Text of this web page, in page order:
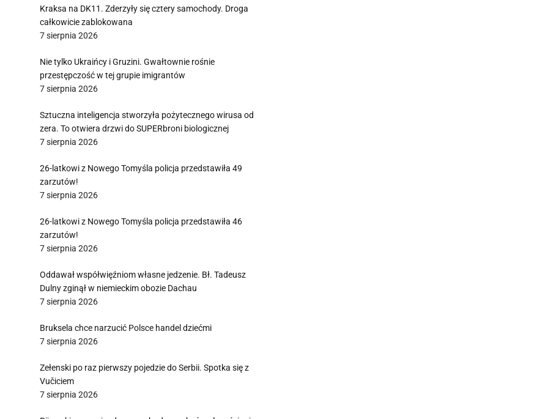
Kraksa na DK11. Zderzyły się cztery samochody. Droga
całkowicie zablokowana
7 sierpnia 2026
Nie tylko Ukraińcy i Gruzini. Gwałtownie rośnie
przestępczość w tej grupie imigrantów
7 sierpnia 2026
Sztuczna inteligencja stworzyła pożytecznego wirusa od
zera. To otwiera drzwi do SUPERbroni biologicznej
7 sierpnia 2026
26-latkowi z Nowego Tomyśla policja przedstawiła 49
zarzutów!
7 sierpnia 2026
26-latkowi z Nowego Tomyśla policja przedstawiła 46
zarzutów!
7 sierpnia 2026
Oddawał współwięźniom własne jedzenie. Bł. Tadeusz
Dulny zginął w niemieckim obozie Dachau
7 sierpnia 2026
Bruksela chce narzucić Polsce handel dziećmi
7 sierpnia 2026
Zełenski po raz pierwszy pojedzie do Serbii. Spotka się z
Vučiciem
7 sierpnia 2026